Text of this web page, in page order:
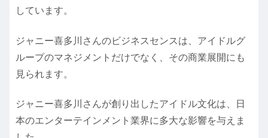
しています。
ジャニー喜多川さんのビジネスセンスは、アイドルグ
ループのマネジメントだけでなく、その商業展開にも
見られます。
ジャニー喜多川さんが創り出したアイドル文化は、日
本のエンターテインメント業界に多大な影響を与えま